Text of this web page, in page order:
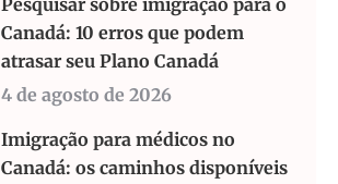
Pesquisar sobre imigração para o
Canadá: 10 erros que podem
atrasar seu Plano Canadá
4 de agosto de 2026
Imigração para médicos no
Canadá: os caminhos disponíveis